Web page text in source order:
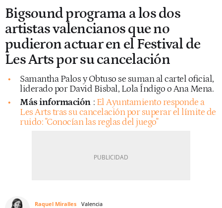
Bigsound programa a los dos
artistas valencianos que no
pudieron actuar en el Festival de
Les Arts por su cancelación
Samantha Palos y Obtuso se suman al cartel oficial,
liderado por David Bisbal, Lola Índigo o Ana Mena.
Más información : El Ayuntamiento responde a
Les Arts tras su cancelación por superar el límite de
ruido: "Conocían las reglas del juego"
Raquel Miralles
Valencia